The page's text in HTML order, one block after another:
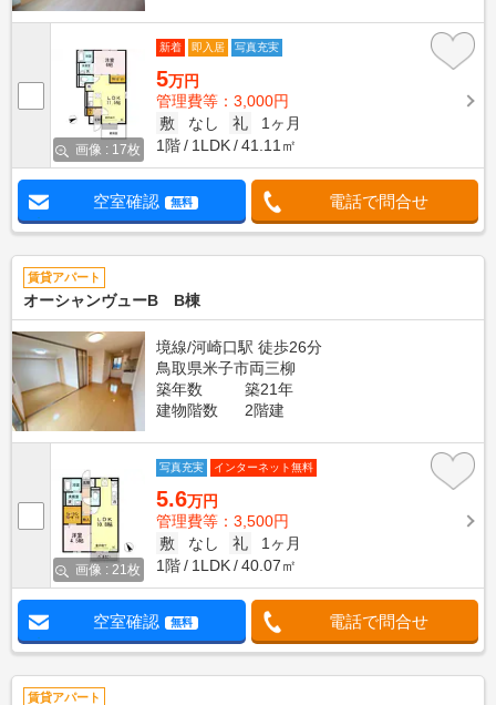
画像 : 17枚
新着 即入居 写真充実
5万円
管理費等：3,000円
敷
なし 礼
1ヶ月
1階
1LDK 41.11㎡
空室確認 無料 電話で問合せ
賃貸アパート
オーシャンヴューB B棟
境線/河崎口駅 徒歩26分
鳥取県米子市両三柳
築年数
築21年
建物階数
2階建
画像 : 21枚
写真充実 インターネット無料
5.6万円
管理費等：3,500円
敷
なし 礼
1ヶ月
1階
1LDK 40.07㎡
空室確認 無料 電話で問合せ
賃貸アパート